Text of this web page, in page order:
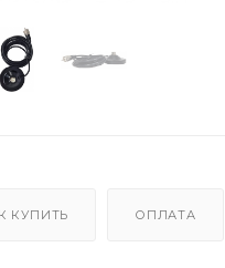
КУПИТЬ ОПЛАТА